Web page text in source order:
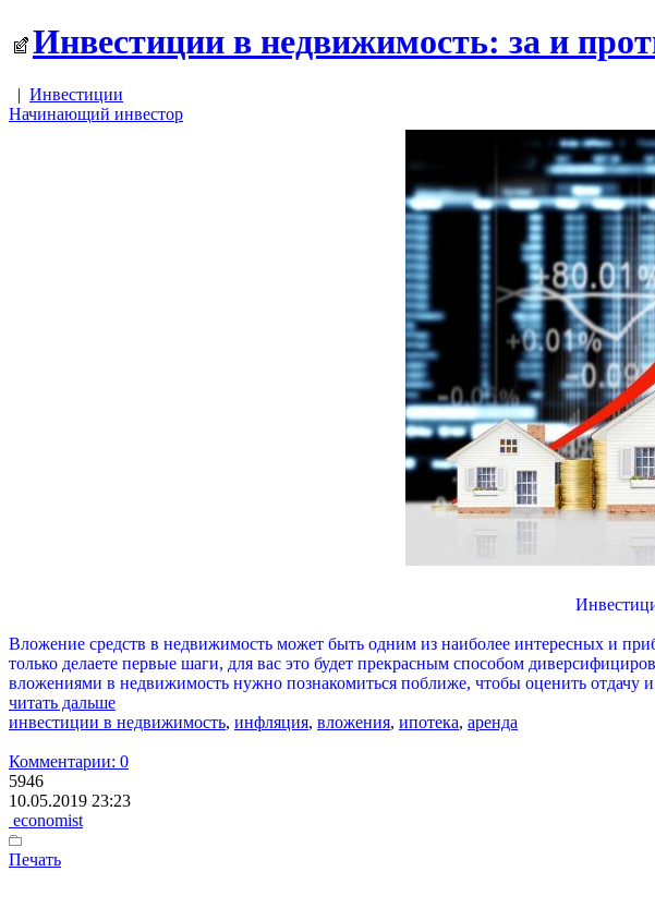
Инвестиции в недвижимость: за и
| Инвестиции
Начинающий инвестор
Вложение средств в недвижимость может быть одним из наиболее интересных и
только делаете первые шаги, для вас это будет прекрасным способом
вложениями в недвижимость нужно познакомиться поближе, чтобы оценить отдачу
читать дальше
инвестиции в недвижимость, инфляция, вложения, ипотека, аренда
Комментарии: 0
5946
10.05.2019 23:23
economist
Печать